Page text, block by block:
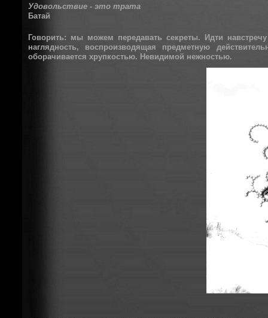
Удовольствие - это трата
Батай
Говорить: мы можем передавать секреты. Идти
наглядность, воспроизводящая предметную
оборачивается хрупкостью. Невидимой нежностью.